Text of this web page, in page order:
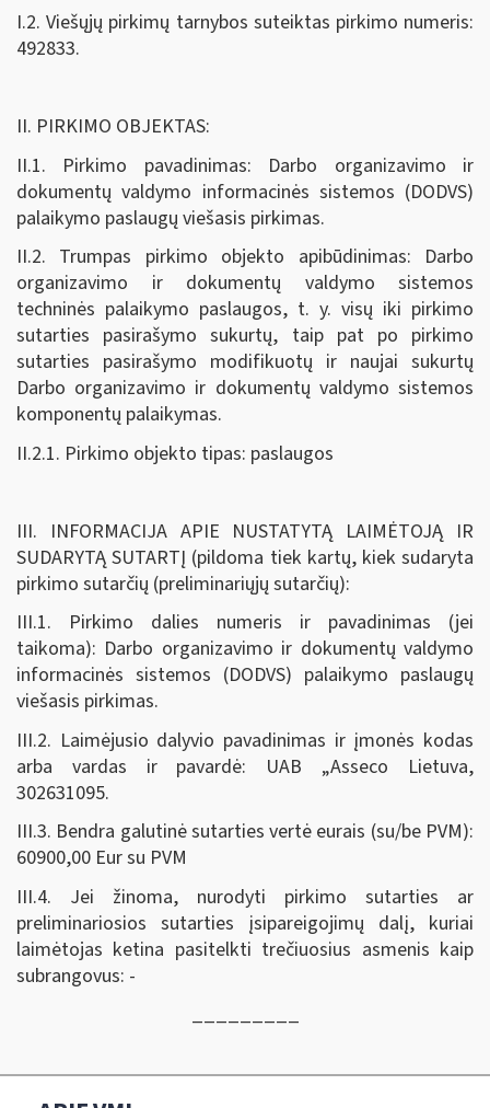
I.2. Viešųjų pirkimų tarnybos suteiktas pirkimo numeris:
492833.
II. PIRKIMO OBJEKTAS:
II.1. Pirkimo pavadinimas: Darbo organizavimo ir
dokumentų valdymo informacinės sistemos (DODVS)
palaikymo paslaugų viešasis pirkimas.
II.2. Trumpas pirkimo objekto apibūdinimas: Darbo
organizavimo ir dokumentų valdymo sistemos
techninės palaikymo paslaugos, t. y. visų iki pirkimo
sutarties pasirašymo sukurtų, taip pat po pirkimo
sutarties pasirašymo modifikuotų ir naujai sukurtų
Darbo organizavimo ir dokumentų valdymo sistemos
komponentų palaikymas.
II.2.1. Pirkimo objekto tipas: paslaugos
III. INFORMACIJA APIE NUSTATYTĄ LAIMĖTOJĄ IR
SUDARYTĄ SUTARTĮ (pildoma tiek kartų, kiek sudaryta
pirkimo sutarčių (preliminariųjų sutarčių):
III.1. Pirkimo dalies numeris ir pavadinimas (jei
taikoma): Darbo organizavimo ir dokumentų valdymo
informacinės sistemos (DODVS) palaikymo paslaugų
viešasis pirkimas.
III.2. Laimėjusio dalyvio pavadinimas ir įmonės kodas
arba vardas ir pavardė: UAB „Asseco Lietuva,
302631095.
III.3. Bendra galutinė sutarties vertė eurais (su/be PVM):
60900,00 Eur su PVM
III.4. Jei žinoma, nurodyti pirkimo sutarties ar
preliminariosios sutarties įsipareigojimų dalį, kuriai
laimėtojas ketina pasitelkti trečiuosius asmenis kaip
subrangovus: -
_________